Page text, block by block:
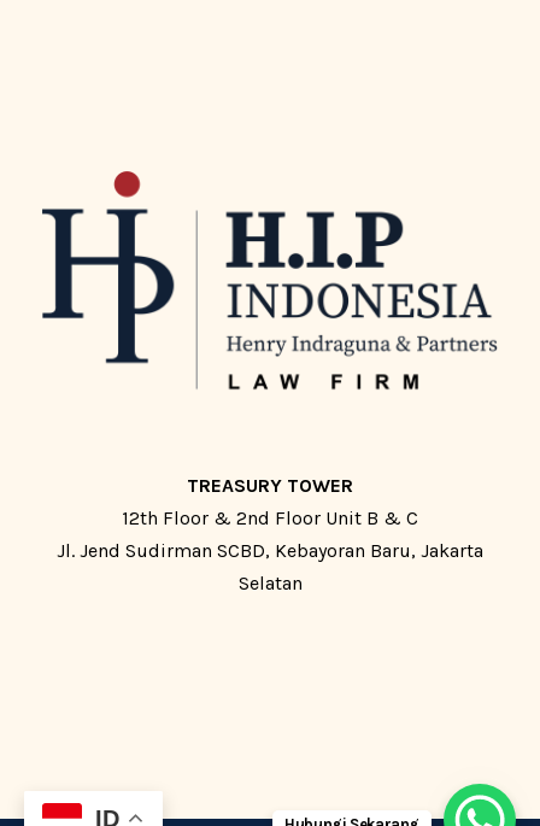
TREASURY TOWER
12th Floor & 2nd Floor Unit B & C
Jl. Jend Sudirman SCBD, Kebayoran Baru, Jakarta
Selatan
ID